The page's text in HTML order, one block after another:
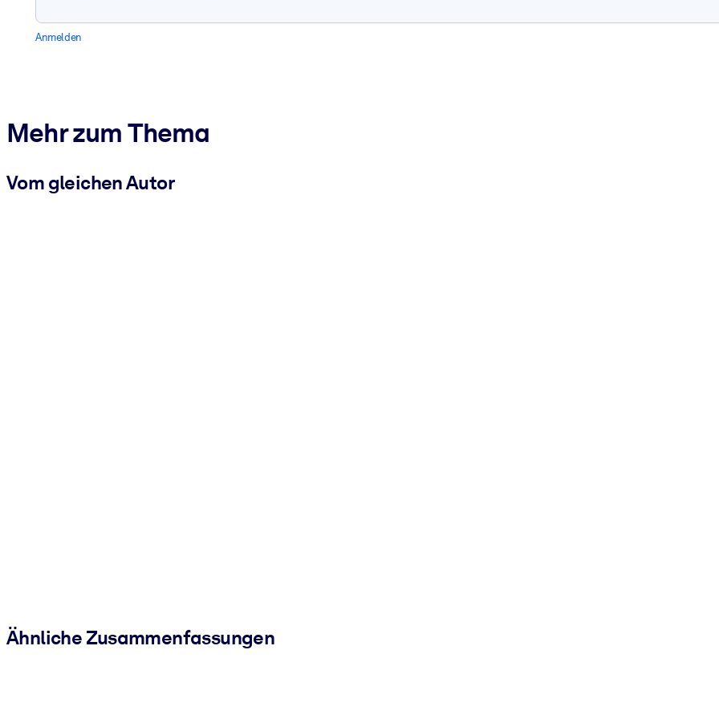
Anmelden
Mehr zum Thema
Vom gleichen Autor
Ähnliche Zusammenfassungen